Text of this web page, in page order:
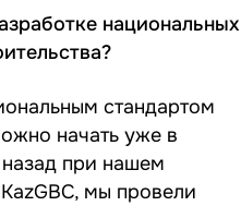
национальных
стандартом
начать уже в
при нашем
мы провели